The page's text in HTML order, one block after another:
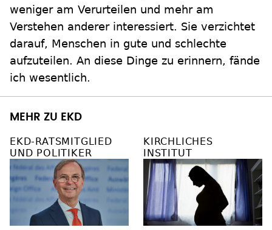
weniger am Verurteilen und mehr am
Verstehen anderer interessiert. Sie verzichtet
darauf, Menschen in gute und schlechte
aufzuteilen. An diese Dinge zu erinnern, fände
ich wesentlich.
MEHR ZU EKD
EKD-RATSMITGLIED
UND POLITIKER
KIRCHLICHES
INSTITUT